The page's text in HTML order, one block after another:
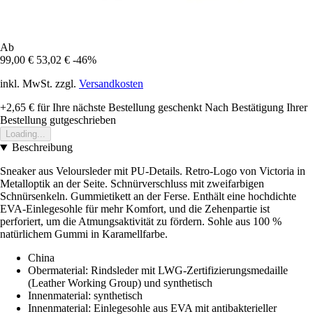
Ab
99,00 € 53,02 € -46%
inkl. MwSt. zzgl. Versandkosten
+2,65 € für Ihre nächste Bestellung geschenkt Nach Bestätigung Ihrer
Bestellung gutgeschrieben
Loading...
Beschreibung
Sneaker aus Veloursleder mit PU-Details. Retro-Logo von Victoria in
Metalloptik an der Seite. Schnürverschluss mit zweifarbigen
Schnürsenkeln. Gummietikett an der Ferse. Enthält eine hochdichte
EVA-Einlegesohle für mehr Komfort, und die Zehenpartie ist
perforiert, um die Atmungsaktivität zu fördern. Sohle aus 100 %
natürlichem Gummi in Karamellfarbe.
China
Obermaterial: Rindsleder mit LWG-Zertifizierungsmedaille
(Leather Working Group) und synthetisch
Innenmaterial: synthetisch
Innenmaterial: Einlegesohle aus EVA mit antibakterieller